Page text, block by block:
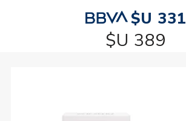
$U 331
$U 389